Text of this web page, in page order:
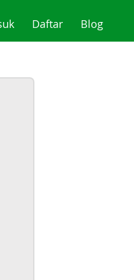
(current)
Daftar(current)
Blog